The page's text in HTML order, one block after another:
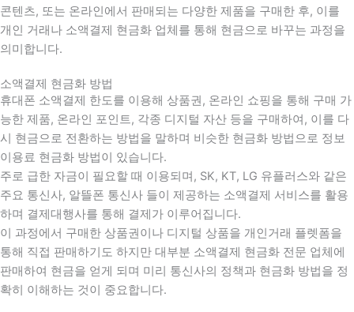
콘텐츠, 또는 온라인에서 판매되는 다양한 제품을 구매한 후, 이를
개인 거래나 소액결제 현금화 업체를 통해 현금으로 바꾸는 과정을
의미합니다.
소액결제 현금화 방법
휴대폰 소액결제 한도를 이용해 상품권, 온라인 쇼핑을 통해 구매 가
능한 제품, 온라인 포인트, 각종 디지털 자산 등을 구매하여, 이를 다
시 현금으로 전환하는 방법을 말하며 비슷한 현금화 방법으로 정보
이용료 현금화 방법이 있습니다.
주로 급한 자금이 필요할 때 이용되며, SK, KT, LG 유플러스와 같은
주요 통신사, 알뜰폰 통신사 들이 제공하는 소액결제 서비스를 활용
하며 결제대행사를 통해 결제가 이루어집니다.
이 과정에서 구매한 상품권이나 디지털 상품을 개인거래 플렛폼을
통해 직접 판매하기도 하지만 대부분 소액결제 현금화 전문 업체에
판매하여 현금을 얻게 되며 미리 통신사의 정책과 현금화 방법을 정
확히 이해하는 것이 중요합니다.